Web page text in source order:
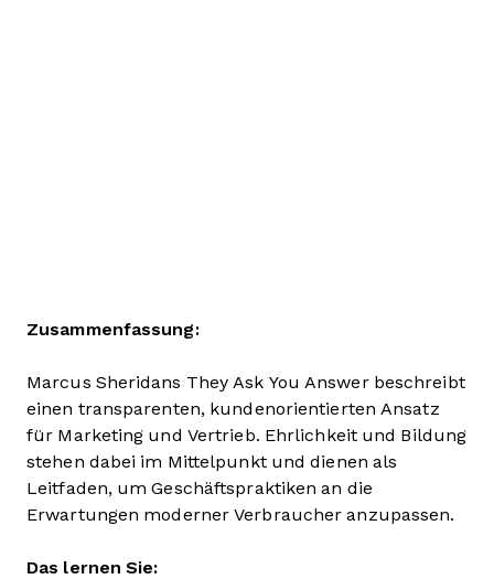
Zusammenfassung:
Marcus Sheridans They Ask You Answer beschreibt
einen transparenten, kundenorientierten Ansatz
für Marketing und Vertrieb. Ehrlichkeit und Bildung
stehen dabei im Mittelpunkt und dienen als
Leitfaden, um Geschäftspraktiken an die
Erwartungen moderner Verbraucher anzupassen.
Das lernen Sie: